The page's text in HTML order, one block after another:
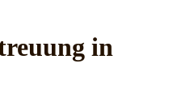
in